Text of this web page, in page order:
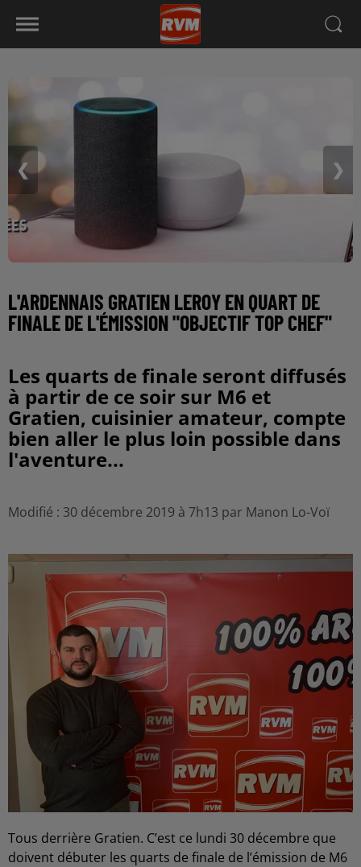
❮ ❯
L'ARDENNAIS GRATIEN LEROY EN QUART DE
FINALE DE L'ÉMISSION "OBJECTIF TOP CHEF"
Les quarts de finale seront diffusés
à partir de ce soir sur M6 et
Gratien, cuisinier amateur, compte
bien aller le plus loin possible dans
l'aventure...
Modifié : 30 décembre 2019 à 7h13 par Manon Lo-Voï
Tous derrière Gratien. C’est ce lundi 30 décembre que
doivent débuter les quarts de finale de l’émission de M6